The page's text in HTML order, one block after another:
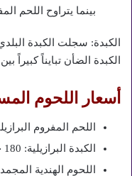
بينما يتراوح اللحم المفروم
الكبدة الضأن تبايناً كبيراً بين 290 و580 جنيهاً حسب القطعية.
أسعار اللحوم
اللحم المفروم البرازيلي: 240 جنيهاً
الكبدة البرازيلية: 180 جنيهاً للكيلو.
اللحوم الهندية المجمدة: 250 جنيهاً